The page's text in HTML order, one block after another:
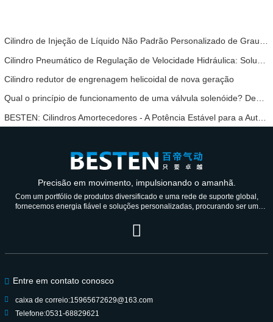
Cilindro de Injeção de Líquido Não Padrão Personalizado de Grau Alimentar
Cilindro redutor de engrenagem helicoidal de nova geração
Qual o princípio de funcionamento de uma válvula solenóide? Depois de o compreender, não terá mais medo de mau funcionamento da válvula solenóide.
Precisão em movimento, impulsionando o amanhã.
Com um portfólio de produtos diversificado e uma rede de suporte global,
fornecemos energia fiável e soluções personalizadas, procurando ser um
Entre em contato conosco
caixa de correio:15965672629@163.com
Telefone:0531-68829621